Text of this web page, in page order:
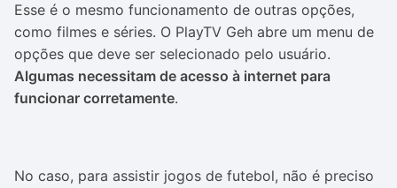
Esse é o mesmo funcionamento de outras opções,
como filmes e séries. O PlayTV Geh abre um menu de
opções que deve ser selecionado pelo usuário.
Algumas necessitam de acesso à internet para
funcionar corretamente.
No caso, para assistir jogos de futebol, não é preciso